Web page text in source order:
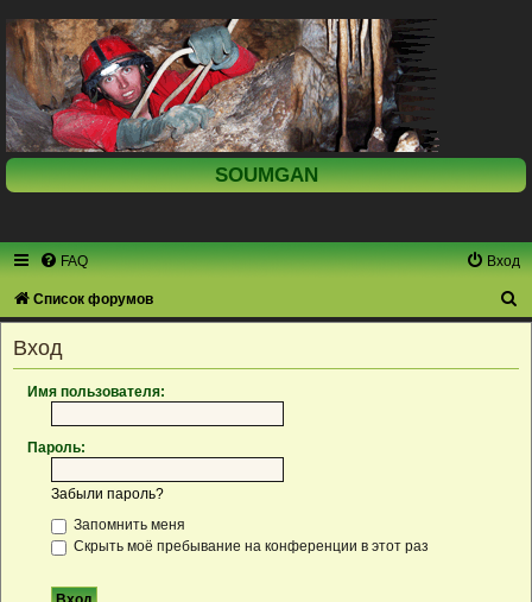
SOUMGAN
FAQ Вход
Список форумов
Вход
Имя пользователя:
Пароль:
Забыли пароль?
Запомнить меня
Скрыть моё пребывание на конференции в этот раз